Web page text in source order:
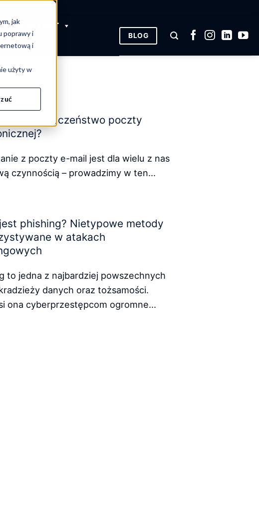
jak
poprawy i
i
użyty w
KONTAKT
BLOG
o bezpieczeństwo poczty
z poczty e-mail jest dla wielu z nas
czynnością – prowadzimy w ten...
phishing? Nietypowe metody
w atakach
to jedna z najbardziej powszechnych
danych oraz tożsamości.
ona cyberprzestępcom ogromne...